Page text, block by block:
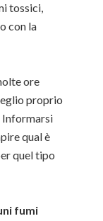
tossici,
con la
ore
proprio
Informarsi
qual è
quel tipo
fumi